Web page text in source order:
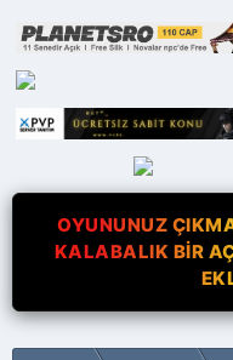
OYUNUNUZ
KALABALIK BİR